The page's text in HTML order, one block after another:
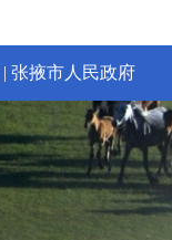
| 张掖市人民政府